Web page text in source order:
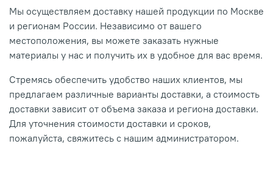
Мы осуществляем доставку нашей продукции по Москве
и регионам России. Независимо от вашего
местоположения, вы можете заказать нужные
материалы у нас и получить их в удобное для вас время.
Стремясь обеспечить удобство наших клиентов, мы
предлагаем различные варианты доставки, а стоимость
доставки зависит от объема заказа и региона доставки.
Для уточнения стоимости доставки и сроков,
пожалуйста, свяжитесь с нашим администратором.